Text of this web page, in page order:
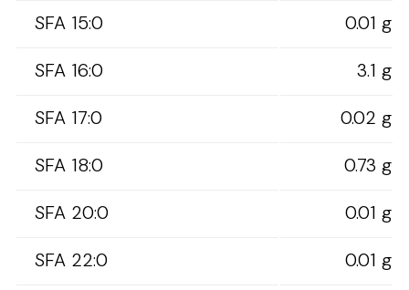
SFA 15:0
0.01 g
SFA 16:0
3.1 g
SFA 17:0
0.02 g
SFA 18:0
0.73 g
SFA 20:0
0.01 g
SFA 22:0
0.01 g